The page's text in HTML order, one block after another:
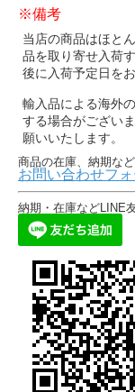
※備考
当店の商品はほと
品を取り寄せ入荷
後に入荷予定日を
輸入品による海外
する場合がござい
願いいたします。
商品の在庫、納期な
お問い合わせフォ
納期・在庫などLINE